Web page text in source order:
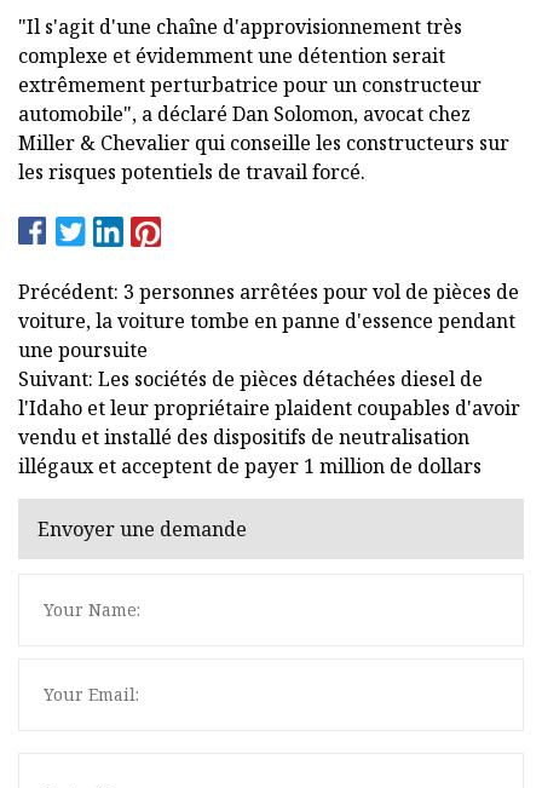
"Il s'agit d'une chaîne d'approvisionnement très
complexe et évidemment une détention serait
extrêmement perturbatrice pour un constructeur
automobile", a déclaré Dan Solomon, avocat chez
Miller & Chevalier qui conseille les constructeurs sur
les risques potentiels de travail forcé.
Précédent: 3 personnes arrêtées pour vol de pièces de
voiture, la voiture tombe en panne d'essence pendant
une poursuite
Suivant: Les sociétés de pièces détachées diesel de
l'Idaho et leur propriétaire plaident coupables d'avoir
vendu et installé des dispositifs de neutralisation
illégaux et acceptent de payer 1 million de dollars
Envoyer une demande